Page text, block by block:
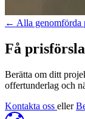
← Alla genomförda
Få
Berätta om ditt
offertunderlag och
Kontakta oss eller